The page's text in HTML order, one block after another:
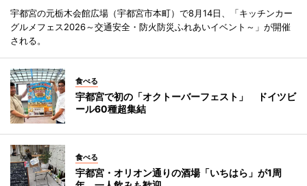
宇都宮の元栃木会館広場（宇都宮市本町）で8月14日、「キッチンカー
グルメフェス2026～交通安全・防火防災ふれあいイベント～」が開催
される。
食べる
宇都宮で初の「オクトーバーフェスト」 ドイツビ
ール60種超集結
食べる
宇都宮・オリオン通りの酒場「いちはら」が1周